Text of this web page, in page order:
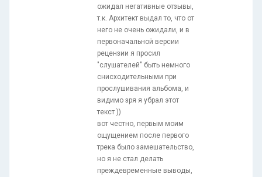
ожидал негативные отзывы,
т.к. Архитект выдал то, что от
него не очень ожидали, и в
первоначальной версии
рецензии я просил
"слушателей" быть немного
снисходительными при
прослушивания альбома, и
видимо зря я убрал этот
текст ))
вот честно, первым моим
ощущением после первого
трека было замешательство,
но я не стал делать
преждевременные выводы,